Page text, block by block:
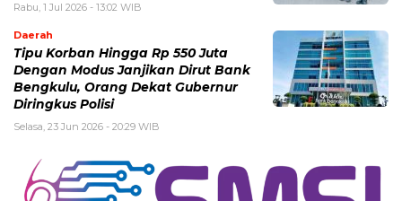
Rabu, 1 Jul 2026 - 13:02 WIB
Daerah
Tipu Korban Hingga Rp 550 Juta
Dengan Modus Janjikan Dirut Bank
Bengkulu, Orang Dekat Gubernur
Diringkus Polisi
Selasa, 23 Jun 2026 - 20:29 WIB